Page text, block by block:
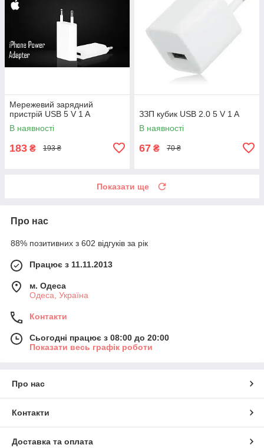
Мережевий зарядний
пристрій USB 5 V 1 A
В наявності
183 ₴ 193 ₴
ЗЗП кубик USB 2.0 5 V 1 A
В наявності
67 ₴ 70 ₴
Показати ще
Про нас
88% позитивних з 602 відгуків за рік
Працює з 11.11.2013
м. Одеса
Одеса, Україна
Контакти
Сьогодні працює з 08:00 до 20:00
Показати весь графік роботи
Про нас
Контакти
Доставка та оплата